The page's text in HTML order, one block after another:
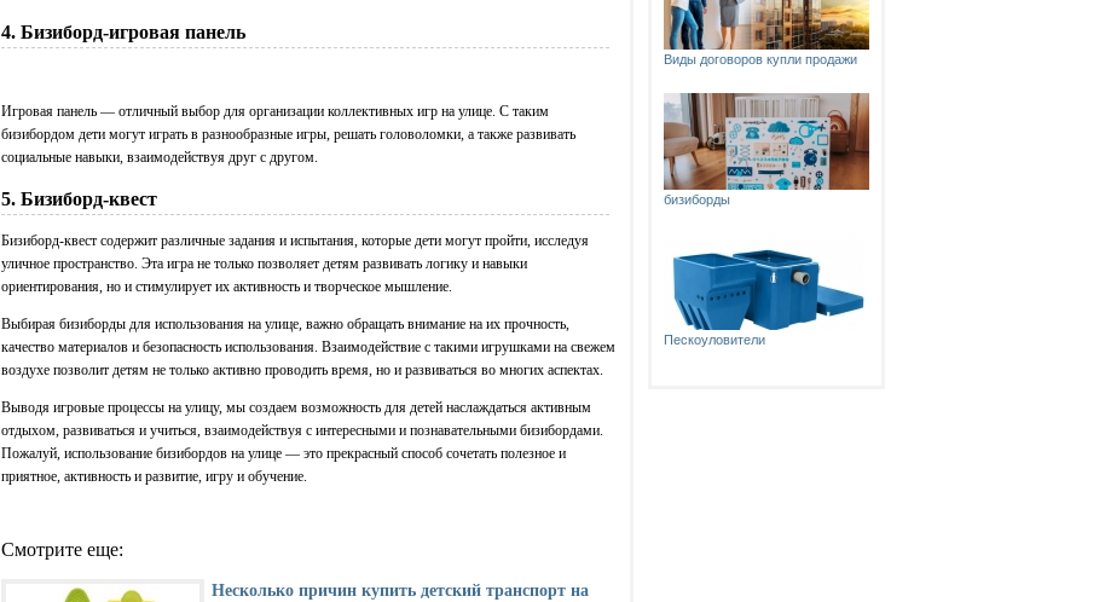
Виды договоров купли продажи
бизиборды
Пескоуловители
4. Бизиборд-игровая панель
Игровая панель — отличный выбор для организации коллективных игр на улице. С таким
бизибордом дети могут играть в разнообразные игры, решать головоломки, а также развивать
социальные навыки, взаимодействуя друг с другом.
5. Бизиборд-квест
Бизиборд-квест содержит различные задания и испытания, которые дети могут пройти, исследуя
уличное пространство. Эта игра не только позволяет детям развивать логику и навыки
ориентирования, но и стимулирует их активность и творческое мышление.
Выбирая бизиборды для использования на улице, важно обращать внимание на их прочность,
качество материалов и безопасность использования. Взаимодействие с такими игрушками на свежем
воздухе позволит детям не только активно проводить время, но и развиваться во многих аспектах.
Выводя игровые процессы на улицу, мы создаем возможность для детей наслаждаться активным
отдыхом, развиваться и учиться, взаимодействуя с интересными и познавательными бизибордами.
Пожалуй, использование бизибордов на улице — это прекрасный способ сочетать полезное и
приятное, активность и развитие, игру и обучение.
Смотрите еще:
Несколько причин купить детский транспорт на